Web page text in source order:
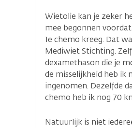
Wietolie kan je zeker
mee begonnen
1e chemo kreeg. Dat
Mediwiet Stichting.
dexamethason die je
de misselijkheid heb ik
ingenomen. Dezelfde
chemo heb ik nog 70
Natuurlijk is niet